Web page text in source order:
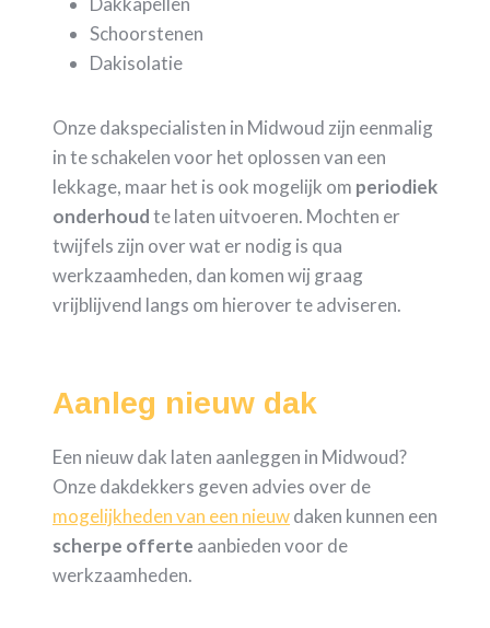
Schoorstenen
Dakisolatie
Onze dakspecialisten in Midwoud zijn eenmalig
in te schakelen voor het oplossen van een
lekkage, maar het is ook mogelijk om periodiek
onderhoudte laten uitvoeren. Mochten er
twijfels zijn over wat er nodig is qua
werkzaamheden, dan komen wij graag
vrijblijvend langs om hierover te adviseren.
Aanleg nieuw dak
Een nieuw dak laten aanleggen in Midwoud?
Onze dakdekkers geven advies over de
mogelijkheden van een nieuwdaken kunnen een
scherpe offerte aanbieden voor de
werkzaamheden.